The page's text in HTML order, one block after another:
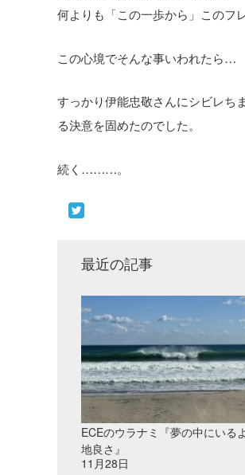
何よりも「この一歩から」このフ
この心境でそんな事いわれたら…
すっかり伊能忠敬さんにシビレち
る決意を固めたのでした。
続く………。
最近の記事
ECEのウラナミ『夢の中にいる
地良さ』
11月28日